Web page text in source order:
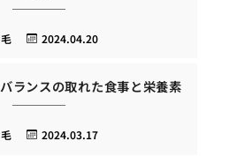
2024.04.20
ランスの取れた食事と栄養素
2024.03.17